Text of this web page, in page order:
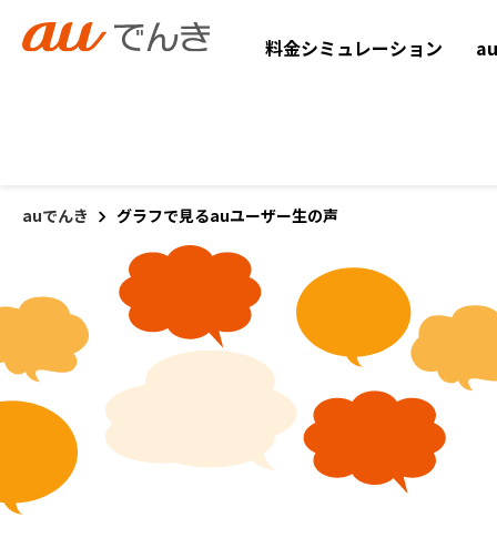
料金シミュレーション
auでんき グラフで見るauユーザー生の声